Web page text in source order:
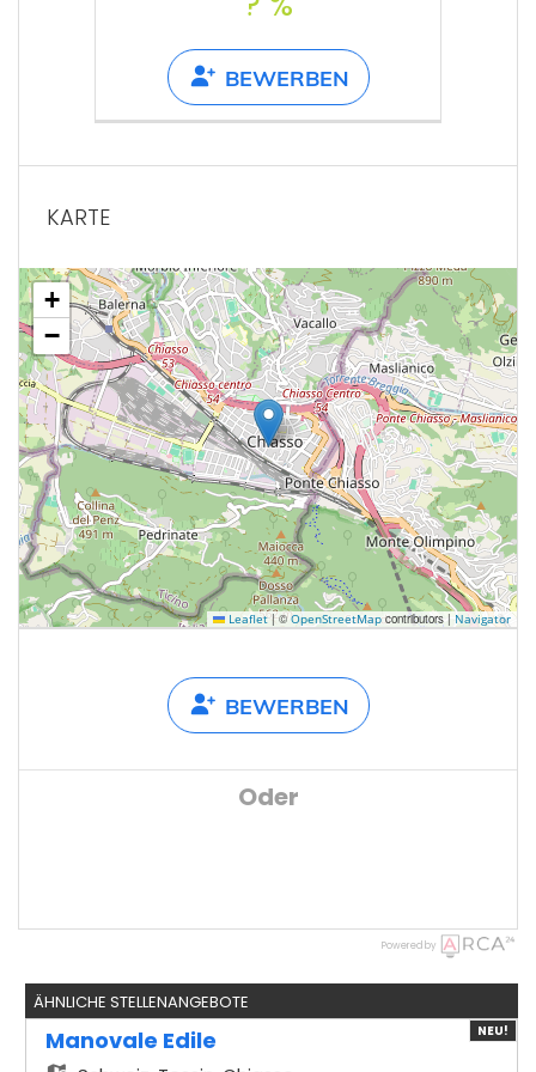
BEWERBEN
KARTE
+
−
Leaflet |©OpenStreetMapcontributors |Navigator
BEWERBEN
Oder
Powered by
ÄHNLICHE STELLENANGEBOTE
NEU!
Manovale Edile